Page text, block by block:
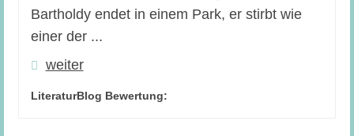
Bartholdy endet in einem Park, er stirbt wie
einer der ...
weiter
LiteraturBlog Bewertung: